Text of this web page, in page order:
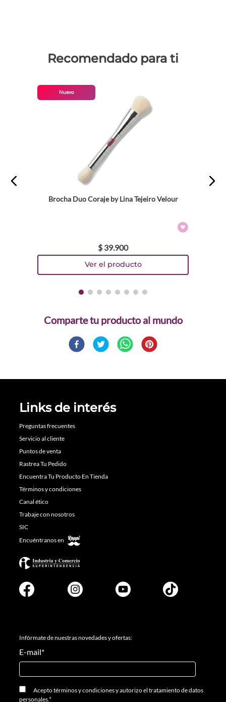
Recomendado para ti
Nuevo
Brocha Duo Coraje by Lina Tejeiro Velour
$ 39.900
Comparte
Links de interés
Preguntas frecuentes
Servicio al cliente
Puntos de venta
Rastrea Tu Pedido
Encuentra Tu Producto En Tienda
Términos y condiciones
Canal ético
Trabaje con nosotros
SIC
Encuéntranos en
Infórmate de nuestras novedades y ofertas:
E-mail*
Aceptotérminos y condicionesyautorizo el tratamiento de datos
personales.*